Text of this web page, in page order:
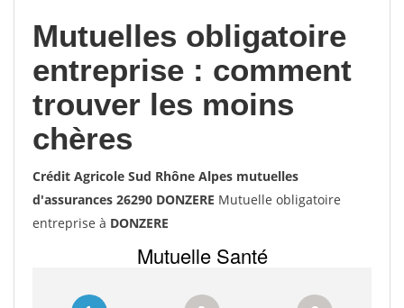
Mutuelles obligatoire
entreprise : comment
trouver les moins
chères
Crédit Agricole Sud Rhône Alpes mutuelles
d'assurances 26290 DONZERE Mutuelle obligatoire
entreprise à DONZERE